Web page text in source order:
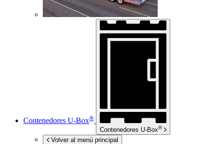
Contenedores U-Box®
Contenedores U-Box®
Volver al menú principal